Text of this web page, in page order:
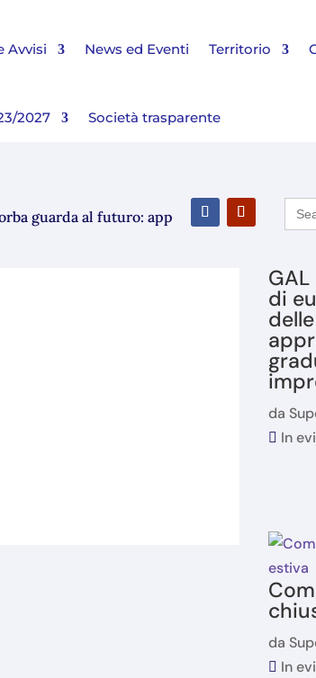
Avvisi News ed Eventi Territorio
2027 Società trasparente
guarda al futuro: approvato il Bilancio 2025
for:
di
da
In
da
In